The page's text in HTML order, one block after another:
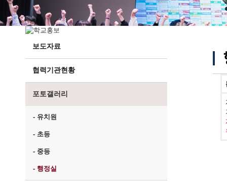
전경사진
보도자료
협력기관현황
포토갤러리
- 유치원
- 초등
- 중등
- 행정실